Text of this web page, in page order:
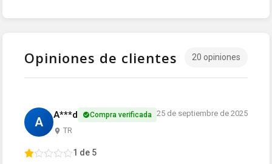
Opiniones de clientes 20 opiniones
A A***d Compra verificada
TR
25 de septiembre de 2025
1 de 5